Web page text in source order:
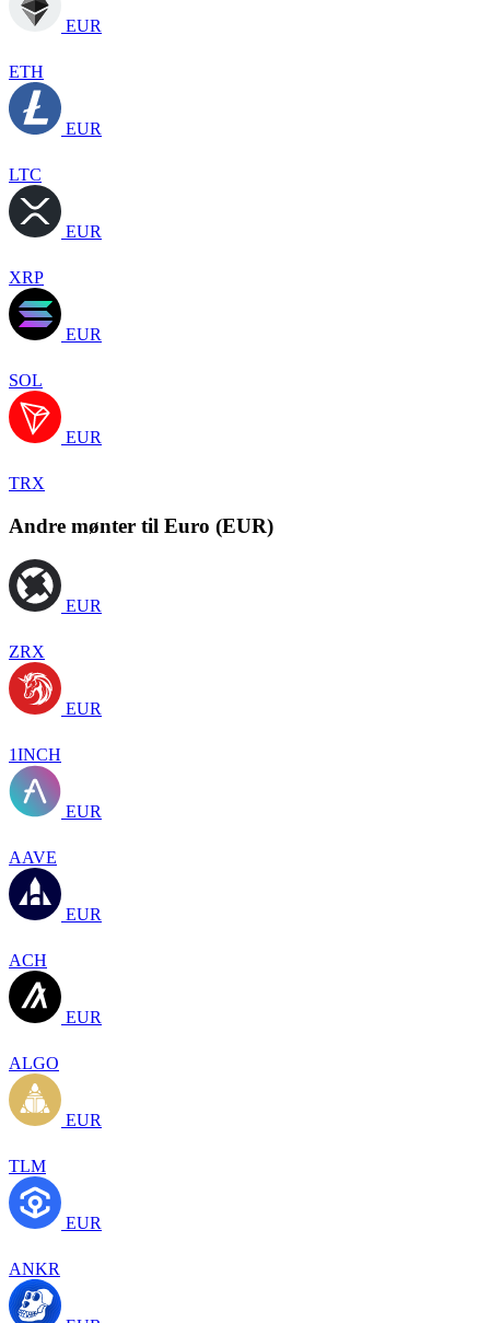
EUR
ETH
EUR
LTC
EUR
XRP
EUR
SOL
EUR
TRX
Andre mønter til Euro (EUR)
EUR
ZRX
EUR
1INCH
EUR
AAVE
EUR
ACH
EUR
ALGO
EUR
TLM
EUR
ANKR